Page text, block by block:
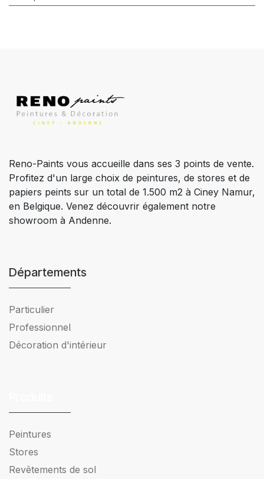
Reno-Paints vous accueille dans ses 3 points de vente.
Profitez d'un large choix de peintures, de stores et de
papiers peints sur un total de 1.500 m2 à Ciney Namur,
en Belgique. Venez découvrir également notre
showroom à Andenne.
Départements
Particulier
Professionnel
Décoration d'intérieur
Peintures
Stores
Revêtements de sol